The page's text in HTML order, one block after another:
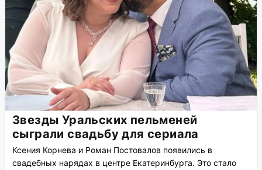
Звезды Уральских пельменей
сыграли свадьбу для сериала
Ксения Корнева и Роман Постовалов появились в
свадебных нарядах в центре Екатеринбурга. Это стало